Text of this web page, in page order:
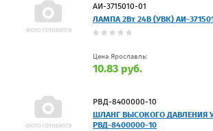
АИ-3715010-01
ЛАМПА 2Вт 24В (УВК) АИ-
Цена Ярославль:
10.83 руб.
РВД-8400000-10
ШЛАНГ ВЫСОКОГО ДАВЛЕНИЯ
РВД-8400000-10